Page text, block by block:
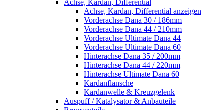
Achse, Kardan, Differential
Achse, Kardan, Differential anzeigen
Vorderachse Dana 30 / 186mm
Vorderachse Dana 44 / 210mm
Vorderachse Ultimate Dana 44
Vorderachse Ultimate Dana 60
Hinterachse Dana 35 / 200mm
Hinterachse Dana 44 / 220mm
Hinterachse Ultimate Dana 60
Kardanflansche
Kardanwelle & Kreuzgelenk
Auspuff / Katalysator & Anbauteile